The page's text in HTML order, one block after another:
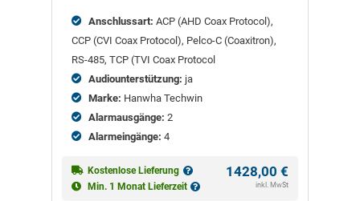
Anschlussart: ACP (AHD Coax Protocol),
CCP (CVI Coax Protocol), Pelco-C (Coaxitron),
RS-485, TCP (TVI Coax Protocol
Audiounterstützung: ja
Marke: Hanwha Techwin
Alarmausgänge: 2
Alarmeingänge: 4
Kostenlose Lieferung
Min. 1 Monat Lieferzeit
1428,00 €
inkl. MwSt